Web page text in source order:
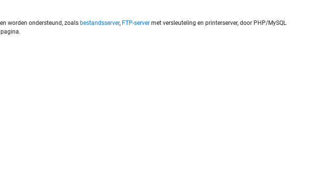
worden ondersteund, zoals bestandsserver, FTP-server met versleuteling en printerserver, door PHP/MySQL